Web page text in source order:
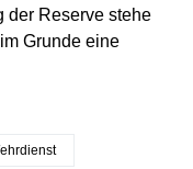
der Reserve stehe
Grunde eine